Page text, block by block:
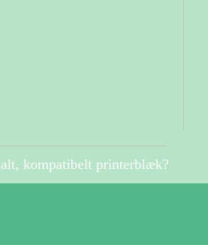
kompatibelt printerblæk?